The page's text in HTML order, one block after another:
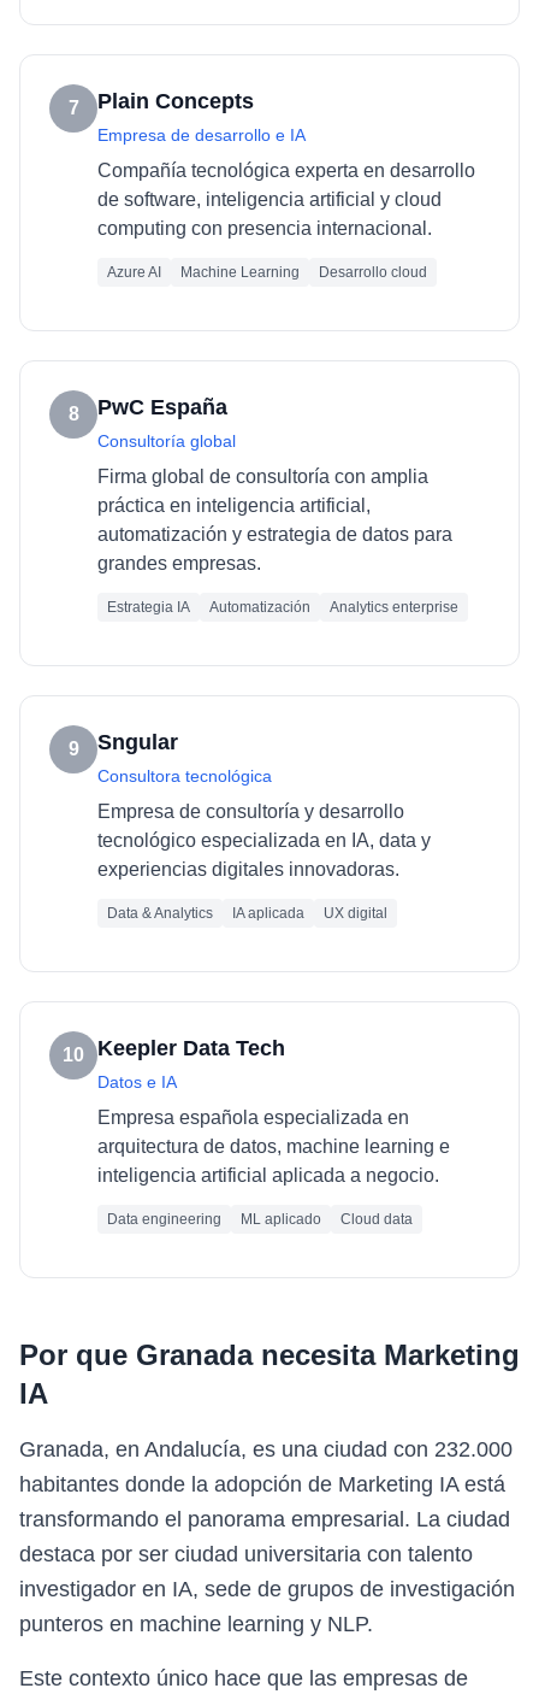
7 Plain Concepts
Empresa de desarrollo e IA
Compañía tecnológica experta en desarrollo
de software, inteligencia artificial y cloud
computing con presencia internacional.
Azure AI Machine Learning Desarrollo cloud
8 PwC España
Consultoría global
Firma global de consultoría con amplia
práctica en inteligencia artificial,
automatización y estrategia de datos para
grandes empresas.
Estrategia IA Automatización Analytics enterprise
9 Sngular
Consultora tecnológica
Empresa de consultoría y desarrollo
tecnológico especializada en IA, data y
experiencias digitales innovadoras.
Data & Analytics IA aplicada UX digital
10 Keepler Data Tech
Datos e IA
Empresa española especializada en
arquitectura de datos, machine learning e
inteligencia artificial aplicada a negocio.
Data engineering ML aplicado Cloud data
Por que Granadanecesita Marketing
IA
Granada, en Andalucía, es una ciudad con 232.000
habitantes donde la adopción de Marketing IA está
transformando el panorama empresarial. La ciudad
destaca por ser ciudad universitaria con talento
investigador en IA, sede de grupos de investigación
punteros en machine learning y NLP.
Este contexto único hace que las empresas de